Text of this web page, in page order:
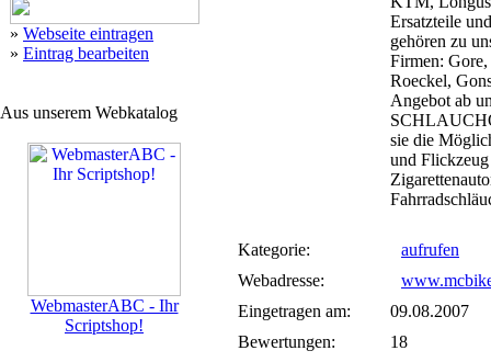
» Webseite eintragen
» Eintrag bearbeiten
Aus unserem Webkatalog
WebmasterABC - Ihr
Scriptshop!
Ersatzteile
gehören zu
Firmen:
Roeckel,
Angebot ab
sie die
und
Kategorie:
aufrufen
Webadresse:
Eingetragen am:
09.08.2007
Bewertungen:
18